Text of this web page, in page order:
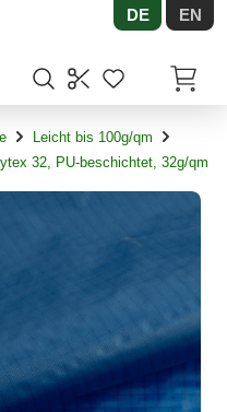
DE EN
Leicht bis 100g/qm
32, PU-beschichtet, 32g/qm